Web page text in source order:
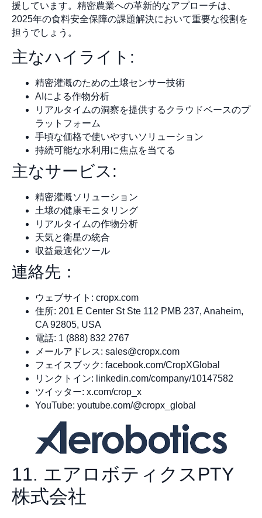
援しています。精密農業への革新的なアプローチは、
2025年の食料安全保障の課題解決において重要な役割を
担うでしょう。
主なハイライト:
精密灌漑のための土壌センサー技術
AIによる作物分析
リアルタイムの洞察を提供するクラウドベースのプ
ラットフォーム
手頃な価格で使いやすいソリューション
持続可能な水利用に焦点を当てる
主なサービス:
精密灌漑ソリューション
土壌の健康モニタリング
リアルタイムの作物分析
天気と衛星の統合
収益最適化ツール
連絡先：
ウェブサイト: cropx.com
住所: 201 E Center St Ste 112 PMB 237, Anaheim,
CA 92805, USA
電話: 1 (888) 832 2767
メールアドレス: sales@cropx.com
フェイスブック: facebook.com/CropXGlobal
リンクトイン: linkedin.com/company/10147582
ツイッター: x.com/crop_x
YouTube: youtube.com/@cropx_global
11. エアロボティクスPTY
株式会社